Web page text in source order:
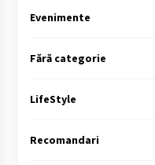
Evenimente
Fără categorie
LifeStyle
Recomandari